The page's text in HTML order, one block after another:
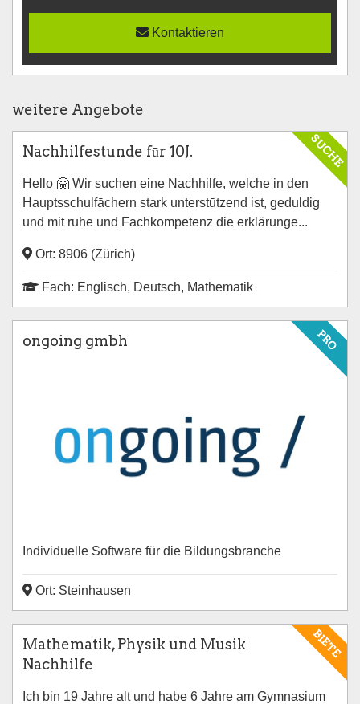
Kontaktieren
weitere Angebote
SUCHE
Nachhilfestunde fūr 10J.
Hello 🤗 Wir suchen eine Nachhilfe, welche in den
Hauptsschulfāchern stark unterstūtzend ist, geduldig
und mit ruhe und Fachkompetenz die erklärunge...
Ort: 8906 (Zürich)
Fach: Englisch, Deutsch, Mathematik
PRO
ongoing gmbh
Individuelle Software für die Bildungsbranche
Ort: Steinhausen
BIETE
Mathematik, Physik und Musik
Nachhilfe
Ich bin 19 Jahre alt und habe 6 Jahre am Gymnasium